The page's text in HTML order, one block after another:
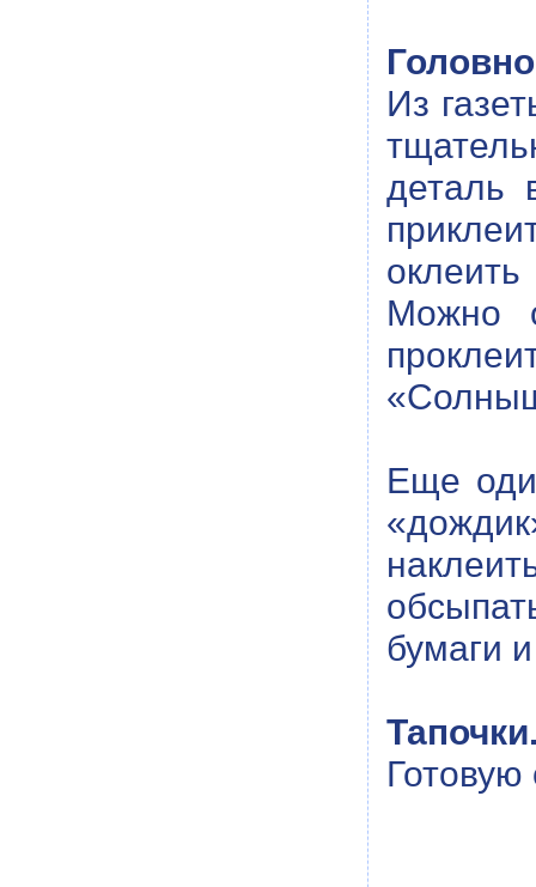
Из
деталь
Можно
Еще
бумаги
Готовую